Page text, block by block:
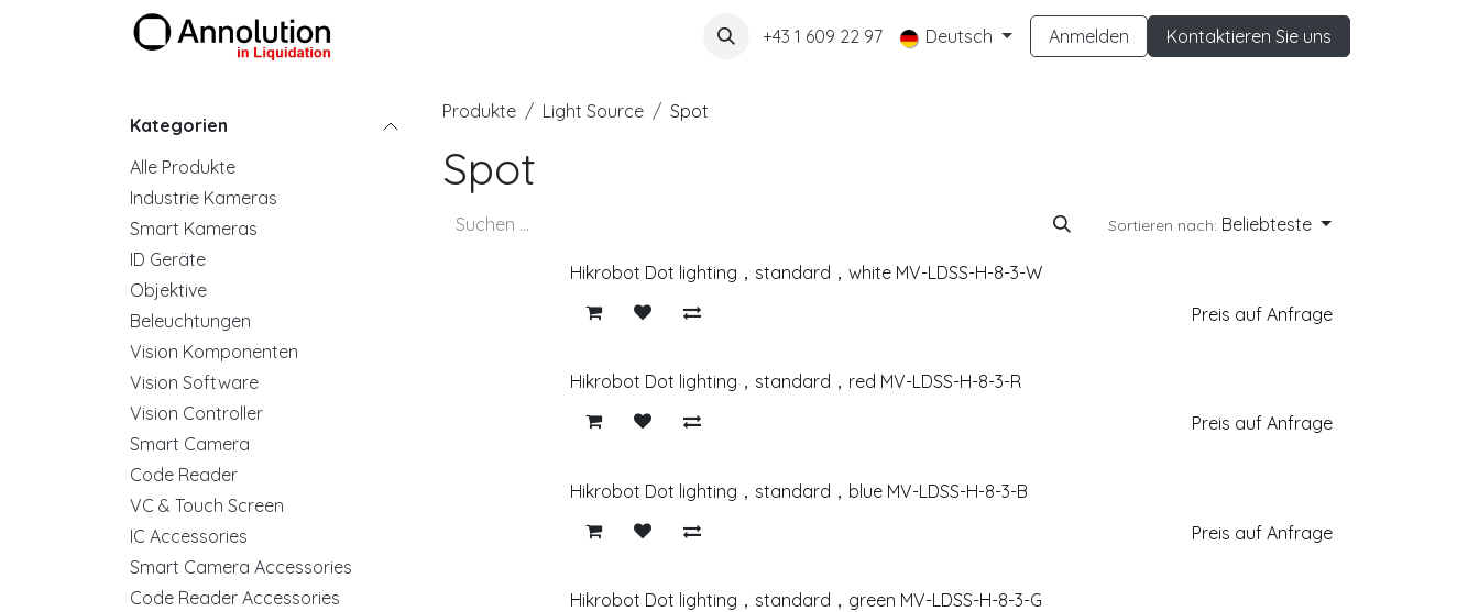
Zum Inhalt springen
+43 1 609 22 97 Deutsch Anmelden Kontaktieren Sie uns
Kategorien
Alle Produkte
Industrie Kameras
Smart Kameras
ID Geräte
Objektive
Beleuchtungen
Vision Komponenten
Vision Software
Vision Controller
Smart Camera
Code Reader
VC & Touch Screen
IC Accessories
Smart Camera Accessories
Code Reader Accessories
Produkte Light Source Spot
Spot
Sortieren nach: Beliebteste
Hikrobot Dot lighting，standard，white MV-LDSS-H-8-3-W
Preis auf Anfrage
Hikrobot Dot lighting，standard，red MV-LDSS-H-8-3-R
Preis auf Anfrage
Hikrobot Dot lighting，standard，blue MV-LDSS-H-8-3-B
Preis auf Anfrage
Hikrobot Dot lighting，standard，green MV-LDSS-H-8-3-G